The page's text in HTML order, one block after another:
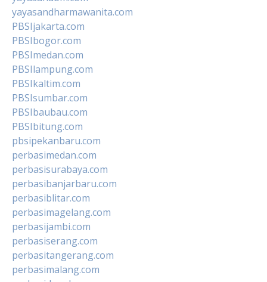
yayasandharmawanita.com
PBSIjakarta.com
PBSIbogor.com
PBSImedan.com
PBSIlampung.com
PBSIkaltim.com
PBSIsumbar.com
PBSIbaubau.com
PBSIbitung.com
pbsipekanbaru.com
perbasimedan.com
perbasisurabaya.com
perbasibanjarbaru.com
perbasiblitar.com
perbasimagelang.com
perbasijambi.com
perbasiserang.com
perbasitangerang.com
perbasimalang.com